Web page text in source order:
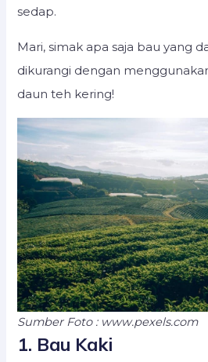
sedap.
Mari, simak apa saja bau yang
dikurangi dengan
daun teh kering!
Sumber Foto : www.pexels.com
1. Bau Kaki